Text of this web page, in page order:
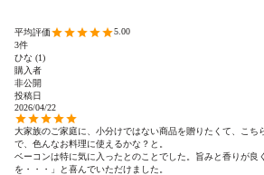
5.00
3
ひな
1
購入者
非公開
投稿日
2026/04/22
大家族のご家庭に、小分けではない商品を贈りたくて、こち
で、色んなお料理に使えるかな？と。
ベーコンは特に気に入ったとのことでした。旨みと香りが良
を・・・」と喜んでいただけました。